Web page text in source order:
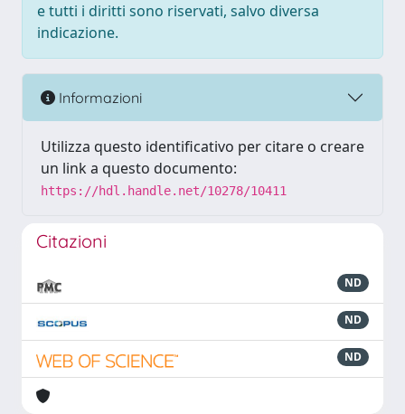
e tutti i diritti sono riservati, salvo diversa
indicazione.
Informazioni
Utilizza questo identificativo per citare o creare
un link a questo documento:
https://hdl.handle.net/10278/10411
Citazioni
ND
ND
ND